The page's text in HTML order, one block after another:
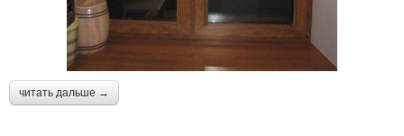
читать дальше →